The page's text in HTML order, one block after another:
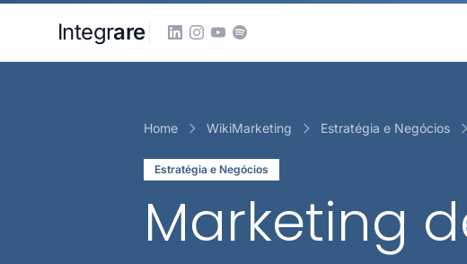
Integrare
Home WikiMarketing Estratégia e Negócios
Estratégia e Negócios
Marketing